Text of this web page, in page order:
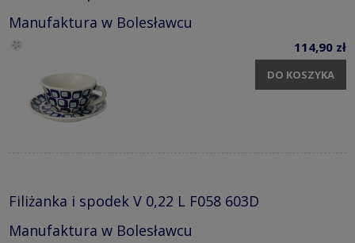
Manufaktura w Bolesławcu
114,90 zł
DO KOSZYKA
Filiżanka i spodek V 0,22 L F058 603D
Manufaktura w Bolesławcu